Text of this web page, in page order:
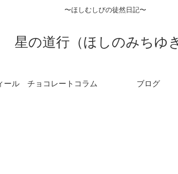
〜ほしむしびの徒然日記〜
星の道行（ほしのみちゆき
ール チョコレートコラム ブログ